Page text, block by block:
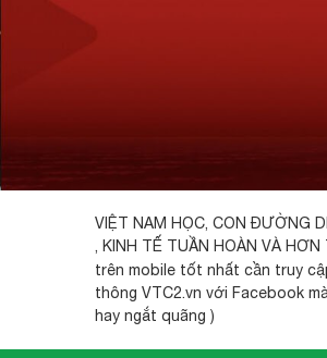
VIỆT NAM HỌC, CON ĐƯỜNG
, KINH TẾ TUẦN HOÀN VÀ
trên mobile tốt nhất cần truy
thông VTC2.vn với Facebook
hay ngắt quãng )